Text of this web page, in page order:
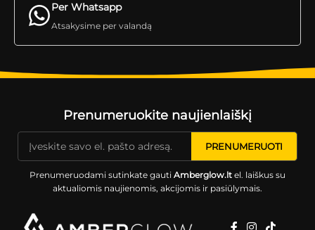
Per Whatsapp
Atsakysime per valandą
Prenumeruokite naujienlaiškį
Prenumeruodami sutinkate gauti Amberglow.ltel. laiškus su
aktualiomis naujienomis, akcijomis ir pasiūlymais.